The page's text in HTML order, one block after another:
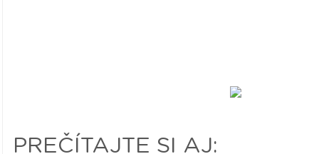
PREČÍTAJTE SI AJ: